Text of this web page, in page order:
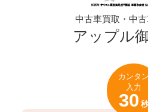
中古車買取・中
アップル
カンタン
入力
30 秒